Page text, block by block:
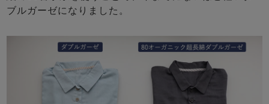
ブルガーゼになりました。